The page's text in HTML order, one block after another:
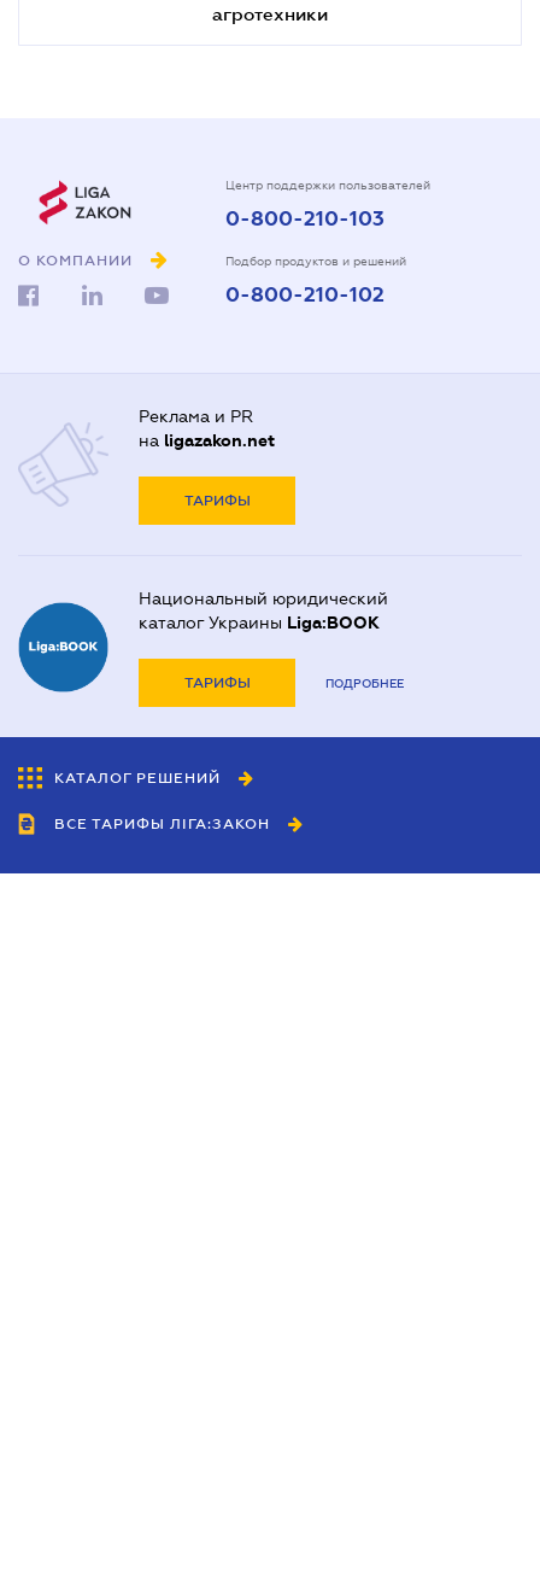
агротехники
О КОМПАНИИ
Центр поддержки пользователей
0-800-210-103
Подбор продуктов и решений
0-800-210-102
Реклама и PR
на ligazakon.net
ТАРИФЫ
Национальный юридический
каталог Украины Liga:BOOK
ТАРИФЫ ПОДРОБНЕЕ
КАТАЛОГ РЕШЕНИЙ
ВСЕ ТАРИФЫ ЛІГА:ЗАКОН